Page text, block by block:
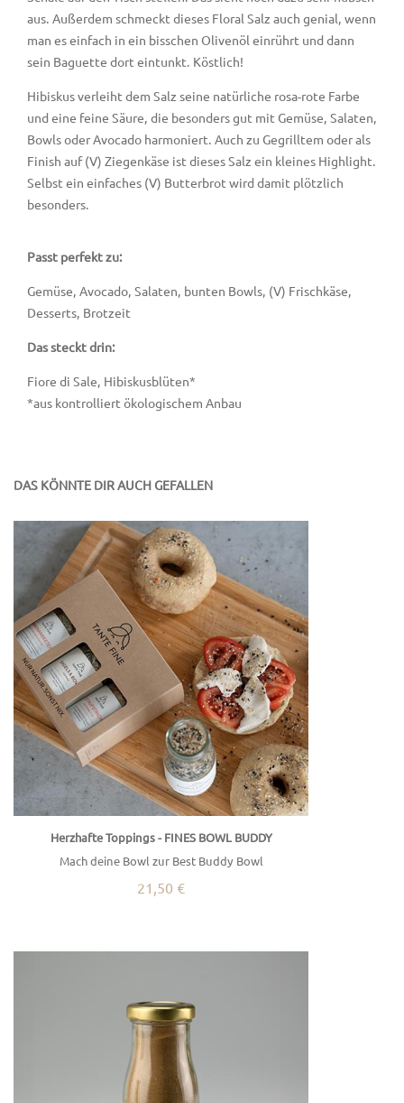
aus. Außerdem schmeckt dieses Floral Salz auch genial, wenn
man es einfach in ein bisschen Olivenöl einrührt und dann
sein Baguette dort eintunkt. Köstlich!
Hibiskus verleiht dem Salz seine natürliche rosa-rote Farbe
und eine feine Säure, die besonders gut mit Gemüse, Salaten,
Bowls oder Avocado harmoniert. Auch zu Gegrilltem oder als
Finish auf (V) Ziegenkäse ist dieses Salz ein kleines Highlight.
Selbst ein einfaches (V) Butterbrot wird damit plötzlich
besonders.
Passt perfekt zu:
Gemüse, Avocado, Salaten, bunten Bowls, (V) Frischkäse,
Desserts, Brotzeit
Das steckt drin:
Fiore di Sale, Hibiskusblüten*
*aus kontrolliert ökologischem Anbau
DAS KÖNNTE DIR AUCH GEFALLEN
Herzhafte Toppings - FINES BOWL BUDDY
Mach deine Bowl zur Best Buddy Bowl
21,50 €